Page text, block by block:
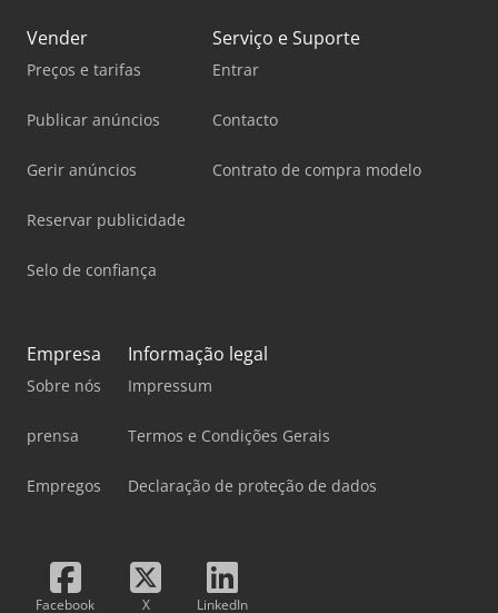
Vender
Preços e tarifas
Publicar anúncios
Gerir anúncios
Reservar publicidade
Selo de confiança
Serviço e Suporte
Entrar
Contacto
Contrato de compra modelo
Empresa
Sobre nós
prensa
Empregos
Informação legal
Impressum
Termos e Condições Gerais
Declaração de proteção de dados
Facebook X LinkedIn